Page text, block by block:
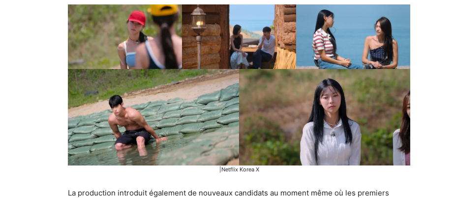
|Netflix Korea X
La production introduit également de nouveaux candidats au moment même où les premiers